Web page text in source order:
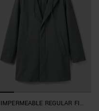
IMPERMEABLE REGULAR FIT